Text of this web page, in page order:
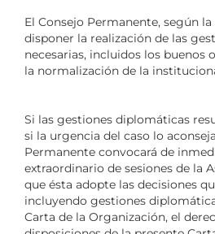
El Consejo Permanente, según
disponer la realización de las
necesarias, incluidos los buenos
la normalización de la
Si las gestiones diplomáticas
si la urgencia del caso lo
Permanente convocará de
extraordinario de sesiones de la
que ésta adopte las decisiones
incluyendo gestiones
Carta de la Organización, el